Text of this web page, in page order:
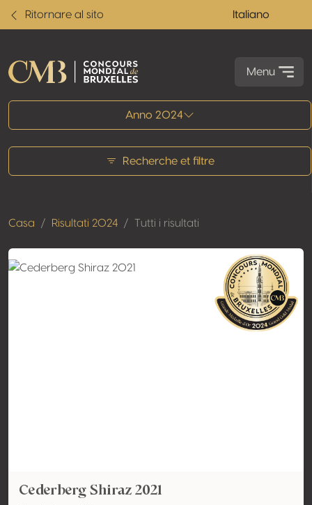
Ritornare al sito Italiano
Menu
Anno 2024
Recherche et filtre
Casa Risultati 2024 Tutti i risultati
Cederberg Shiraz 2021